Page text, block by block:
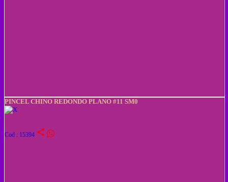
PINCEL CHINO REDONDO PLANO #11 SM0
Cod : 15394 share